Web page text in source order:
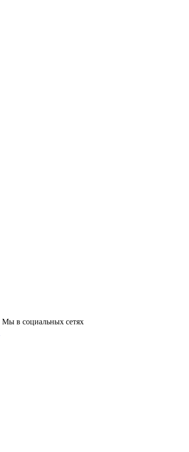
Мы в социальных сетях